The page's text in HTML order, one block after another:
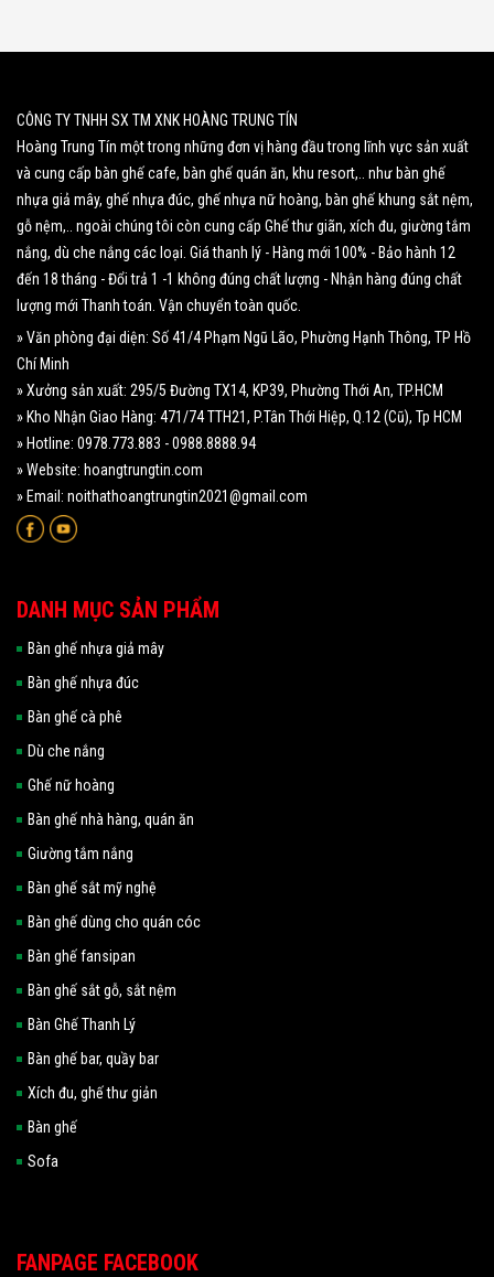
CÔNG TY TNHH SX TM XNK HOÀNG TRUNG TÍN
Hoàng Trung Tín một trong những đơn vị hàng đầu trong lĩnh vực sản xuất
và cung cấp bàn ghế cafe, bàn ghế quán ăn, khu resort,.. như bàn ghế
nhựa giả mây, ghế nhựa đúc, ghế nhựa nữ hoàng, bàn ghế khung sắt nệm,
gỗ nệm,.. ngoài chúng tôi còn cung cấp Ghế thư giãn, xích đu, giường tắm
nắng, dù che nắng các loại. Giá thanh lý - Hàng mới 100% - Bảo hành 12
đến 18 tháng - Đổi trả 1 -1 không đúng chất lượng - Nhận hàng đúng chất
lượng mới Thanh toán. Vận chuyển toàn quốc.
» Văn phòng đại diện: Số 41/4 Phạm Ngũ Lão, Phường Hạnh Thông, TP Hồ
Chí Minh
» Xưởng sản xuất: 295/5 Đường TX14, KP39, Phường Thới An, TP.HCM
» Kho Nhận Giao Hàng: 471/74 TTH21, P.Tân Thới Hiệp, Q.12 (Cũ), Tp HCM
» Hotline: 0978.773.883 - 0988.8888.94
» Website: hoangtrungtin.com
» Email: noithathoangtrungtin2021@gmail.com
DANH MỤC SẢN PHẨM
Bàn ghế nhựa giả mây
Bàn ghế nhựa đúc
Bàn ghế cà phê
Dù che nắng
Ghế nữ hoàng
Bàn ghế nhà hàng, quán ăn
Giường tắm nắng
Bàn ghế sắt mỹ nghệ
Bàn ghế dùng cho quán cóc
Bàn ghế fansipan
Bàn ghế sắt gỗ, sắt nệm
Bàn Ghế Thanh Lý
Bàn ghế bar, quầy bar
Xích đu, ghế thư giản
Bàn ghế
Sofa
FANPAGE FACEBOOK